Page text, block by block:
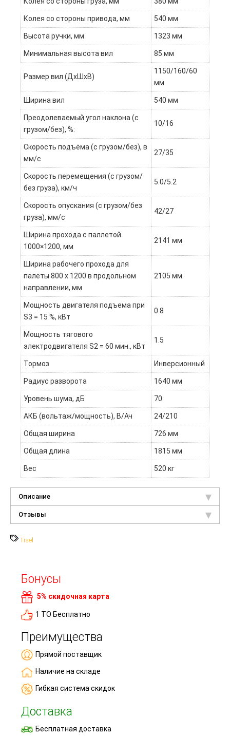
Колея со стороны привода, мм 540 мм
Высота ручки, мм 1323 мм
Минимальная высота вил 85 мм
Размер вил (ДxШхВ)
1150/160/60
мм
Ширина вил 540 мм
Преодолеваемый угол наклона (с
грузом/без), %:
10/16
Скорость подъёма (с грузом/без), в
мм/c
27/35
Скорость перемещения (с грузом/
без груза), км/ч
5.0/5.2
Скорость опускания (с грузом/без
груза), мм/с
42/27
Ширина прохода с паллетой
1000×1200, мм
2141 мм
Ширина рабочего прохода для
палеты 800 x 1200 в продольном
направлении, мм
2105 мм
Мощность двигателя подъема при
S3 = 15 %, кВт
0.8
Мощность тягового
электродвигателя S2 = 60 мин., кВт
1.5
Тормоз Инверсионный
Радиус разворота 1640 мм
Уровень шума, дБ 70
АКБ (вольтаж/мощность), В/Ач 24/210
Общая ширина 726 мм
Общая длина 1815 мм
Вес 520 кг
Описание
Отзывы
Tisel
Бонусы
5% скидочная карта
1 ТО Бесплатно
Преимущества
Прямой поставщик
Наличие на складе
Гибкая система скидок
Доставка
Бесплатная доставка